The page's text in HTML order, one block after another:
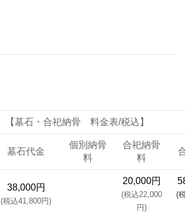
【墓石・合祀納骨 料金表/税込】
墓石代金
個別納骨
料
合祀納骨
料
38,000円
(税込41,800円)
20,000円
(税込22,000
円)
(